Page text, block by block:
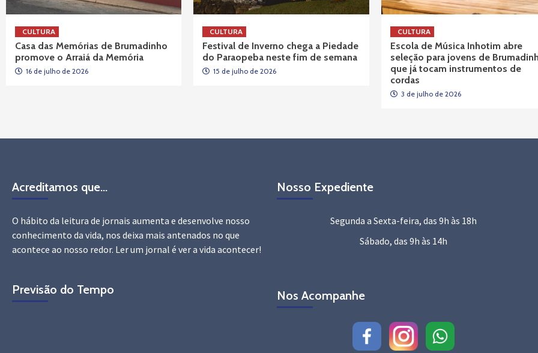
CULTURA
Casa das Memórias de Brumadinho
promove o Arraiá da Memória
16 de julho de 2026
CULTURA
Festival de Inverno chega a Piedade
do Paraopeba neste fim de semana
15 de julho de 2026
CULTURA
Escola de Música Inhotim abre
seleção para jovens de
que já tocam instrumentos de
cordas
3 de julho de 2026
Acreditamos que…
O hábito da leitura de jornais aumenta e desenvolve nosso
conhecimento da vida, nos deixa mais antenados no que
acontece ao nosso redor. Ler um jornal é ver a vida acontecer!
Previsão do Tempo
Nosso Expediente
Segunda a Sexta-feira, das 9h às 18h
Sábado, das 9h às 14h
Nos Acompanhe